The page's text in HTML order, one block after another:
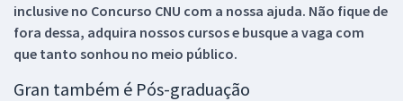
inclusive no Concurso CNU com a nossa ajuda. Não fique de
fora dessa, adquira nossos cursos e busque a vaga com
que tanto sonhou no meio público.
Gran também é Pós-graduação